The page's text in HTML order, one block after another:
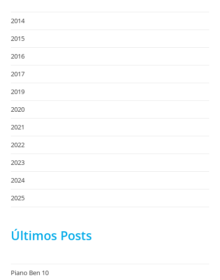
2014
2015
2016
2017
2019
2020
2021
2022
2023
2024
2025
Últimos Posts
Piano Ben 10